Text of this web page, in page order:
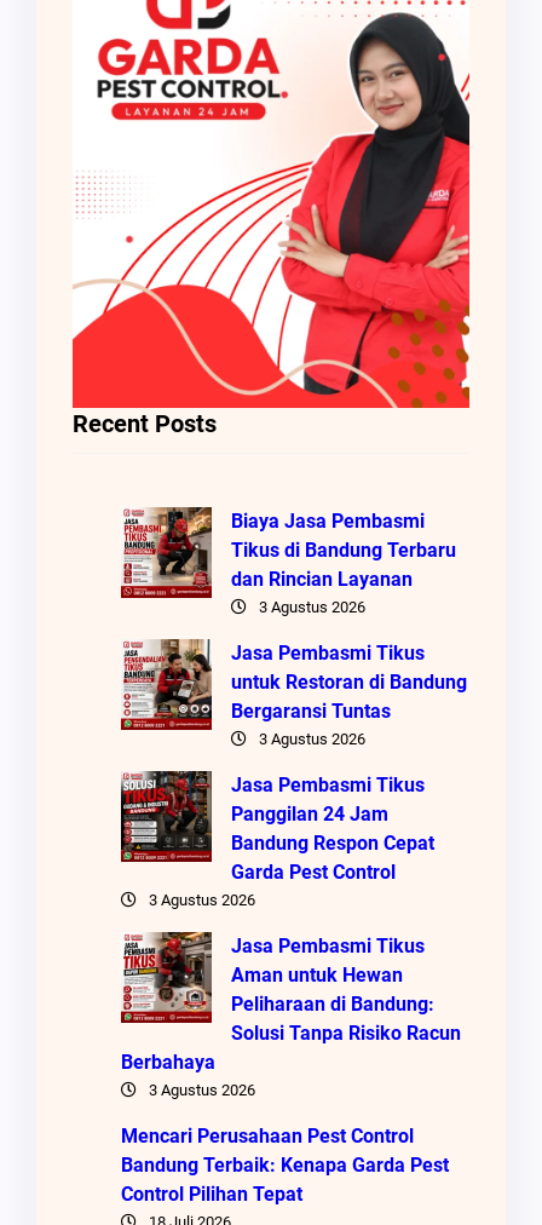
Recent Posts
Biaya Jasa Pembasmi
Tikus di Bandung Terbaru
dan Rincian Layanan
3 Agustus 2026
Jasa Pembasmi Tikus
untuk Restoran di Bandung
Bergaransi Tuntas
3 Agustus 2026
Jasa Pembasmi Tikus
Panggilan 24 Jam
Bandung Respon Cepat
Garda Pest Control
3 Agustus 2026
Jasa Pembasmi Tikus
Aman untuk Hewan
Peliharaan di Bandung:
Solusi Tanpa Risiko Racun
Berbahaya
3 Agustus 2026
Mencari Perusahaan Pest Control
Bandung Terbaik: Kenapa Garda Pest
Control Pilihan Tepat
18 Juli 2026